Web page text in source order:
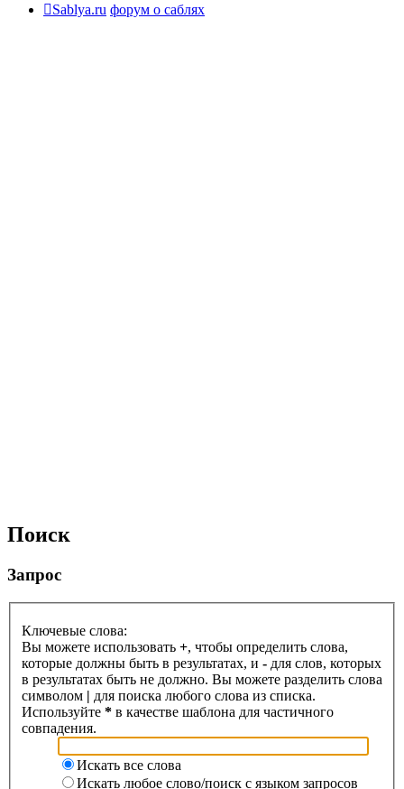
Sablya.ru форум о саблях
Поиск
Запрос
Ключевые слова:
Вы можете использовать +, чтобы определить слова,
которые должны быть в результатах, и - для слов, которых
в результатах быть не должно. Вы можете разделить слова
символом | для поиска любого слова из списка.
Используйте * в качестве шаблона для частичного
совпадения.
Искать все слова
Искать любое слово/поиск с языком запросов